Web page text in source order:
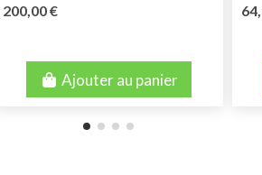
200,00 €
Ajouter au panier